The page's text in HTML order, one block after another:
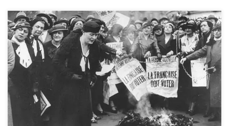
Pour étayer ce qui va suivre, prenons les mots apparus
récemment dans le lexique numérique, ceux
d’influenceur ET influenceuse; la conjonction liant ces
derniers néologismes est le symbole opportun pour la
thèse intitulée De l’inégalité des genres maintenue par
la constante domination du masculin dans le langage
courant.